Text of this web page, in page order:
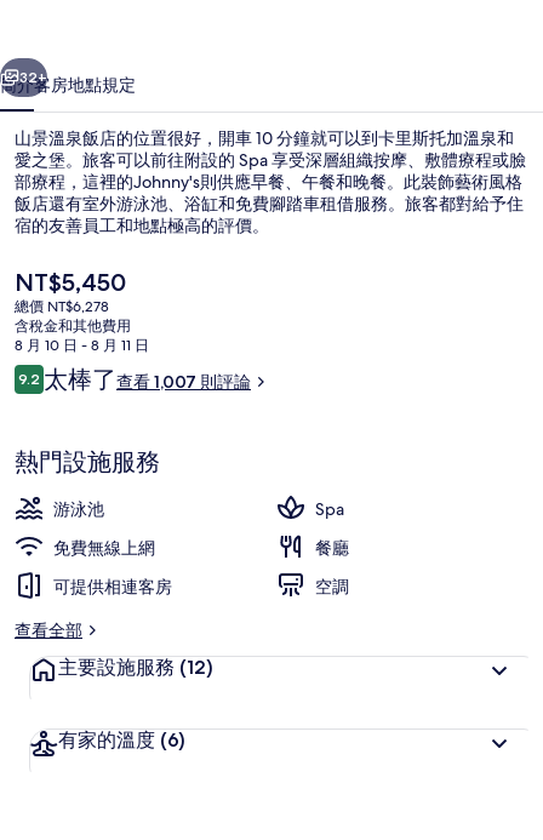
相
片
集
個 下一個
32+
簡介客房地點規定
山景溫泉飯店的位置很好，開車 10 分鐘就可以到卡里斯托加溫泉和
愛之堡。旅客可以前往附設的 Spa 享受深層組織按摩、敷體療程或臉
部療程，這裡的Johnny's則供應早餐、午餐和晚餐。此裝飾藝術風格
飯店還有室外游泳池、浴缸和免費腳踏車租借服務。旅客都對給予住
宿的友善員工和地點極高的評價。
目
前
的
價
格
是
NT$5,450
總價 NT$6,278
含稅金和其他費用
8 月 10 日 - 8 月 11 日
評
論
9.29.2 分，滿分 10 分，
太棒了查看 1,007 則評論
熱門設施服務
游泳池
Spa
免費無線上網
餐廳
可提供相連客房
空調
查看全部
主要設施服務 (12)
有家的溫度 (6)